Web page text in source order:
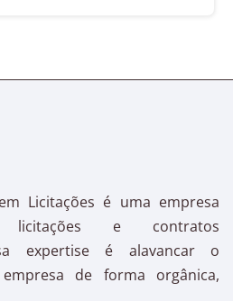
Licitações é uma empresa
licitações e contratos
expertise é alavancar o
de forma orgânica,